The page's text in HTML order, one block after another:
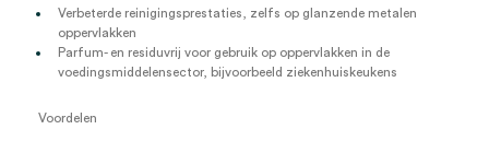
Verbeterde reinigingsprestaties, zelfs op glanzende metalen
oppervlakken
Parfum- en residuvrij voor gebruik op oppervlakken in de
voedingsmiddelensector, bijvoorbeeld ziekenhuiskeukens
Voordelen